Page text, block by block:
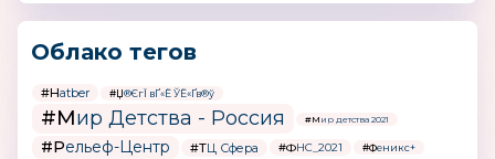
Облако тегов
#Hatber #Џ®ЄгЇ вҐ«Ё ЎЁ«Ґв®ў
#Мир Детства - Россия #Мир детства 2021
#Рельеф-Центр #ТЦ Сфера #ФНС_2021 #Феникс+